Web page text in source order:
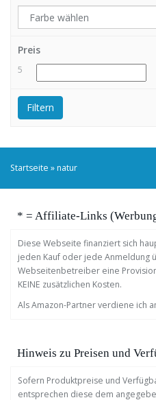
Preis
5
Filtern
Startseite »natur
* = Affiliate-Links
Diese Webseite finanziert sich
jeden Kauf oder jede Anmeldung
Webseitenbetreiber eine
KEINE zusätzlichen Kosten.
Als Amazon-Partner verdiene ich
Hinweis zu Preisen und
Sofern Produktpreise und
entsprechen diese dem